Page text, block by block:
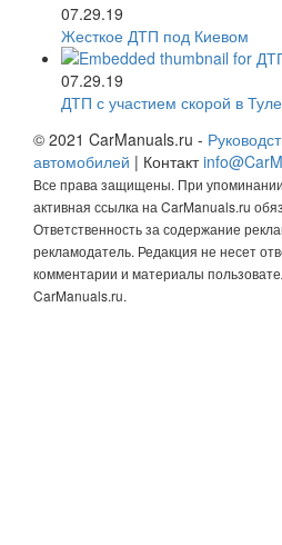
07.29.19
Жесткое ДТП под Киевом
07.29.19
ДТП с участием скорой в Туле
© 2021 CarManuals.ru -
автомобилей | Контакт
Все права защищены. При
активная ссылка на CarManuals.ru
Ответственность за содержание
рекламодатель. Редакция не несет
комментарии и материалы
CarManuals.ru.